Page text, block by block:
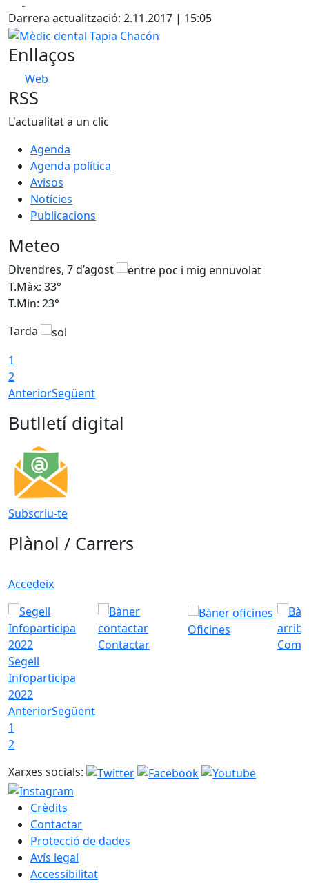
+
−
Darrera actualització: 2.11.2017 | 15:05
Mèdic dental Tapia Chacón
Enllaços
Web
RSS
L'actualitat a un clic
Agenda
Agenda política
Avisos
Notícies
Publicacions
Meteo
Divendres, 7 d’agost
T.Màx: 33°
T.Min: 23°
Tarda
1
2
AnteriorSegüent
Butlletí digital
Subscriu-te
Plànol / Carrers
Accedeix
Segell
Infoparticipa
2022
Contactar
Oficines
Com
AnteriorSegüent
1
2
Xarxes socials:
Crèdits
Contactar
Protecció de dades
Avís legal
Accessibilitat